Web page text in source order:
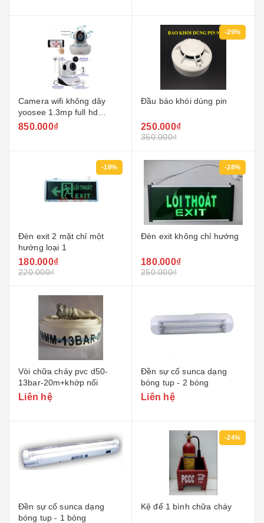
Camera wifi không dây
yoosee 1.3mp full hd
1080p – 2 râu
850.000₫
-29%
Đầu báo khói dùng pin
250.000₫
350.000₫
-18%
Đèn exit 2 mặt chỉ một
hướng loại 1
180.000₫
220.000₫
-28%
Đèn exit không chỉ hướng
180.000₫
250.000₫
Vòi chữa cháy pvc d50-
13bar-20m+khớp nối
Liên hệ
Đền sự cố sunca dạng
bóng tup - 2 bóng
Liên hệ
Đền sự cố sunca dạng
bóng tup - 1 bóng
-24%
Kệ để 1 bình chữa cháy